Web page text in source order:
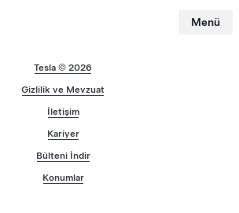
Menü
Tesla © 2026
Gizlilik ve Mevzuat
İletişim
Kariyer
Bülteni İndir
Konumlar